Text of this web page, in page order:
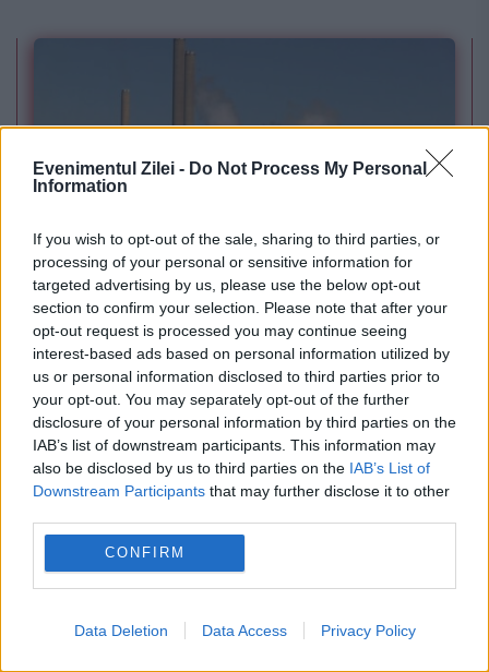
Evenimentul Zilei - Do Not Process My Personal
Information
If you wish to opt-out of the sale, sharing to third parties, or
processing of your personal or sensitive information for
targeted advertising by us, please use the below opt-out
section to confirm your selection. Please note that after your
opt-out request is processed you may continue seeing
interest-based ads based on personal information utilized by
us or personal information disclosed to third parties prior to
your opt-out. You may separately opt-out of the further
disclosure of your personal information by third parties on the
IAB’s list of downstream participants. This information may
also be disclosed by us to third parties on the IAB’s List of
Downstream Participants that may further disclose it to other
CONFIRM
Data Deletion Data Access Privacy Policy
POLITICA
PSD cere activarea mecanismului european
de urgență pentru energie și susține
menținerea centralelor pe cărbune. Critici la
adresa lui Bolojan